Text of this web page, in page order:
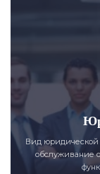
Вид юридической
обслуживание